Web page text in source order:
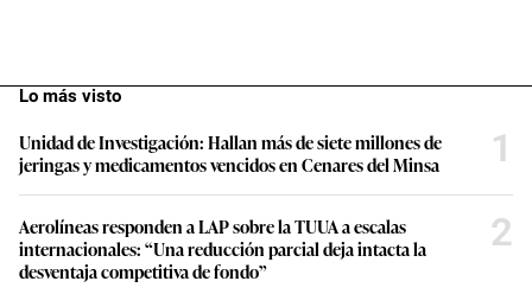
Lo más visto
Unidad de Investigación: Hallan más de siete millones de
jeringas y medicamentos vencidos en Cenares del Minsa
1
Aerolíneas responden a LAP sobre la TUUA a escalas
internacionales: “Una reducción parcial deja intacta la
desventaja competitiva de fondo”
2